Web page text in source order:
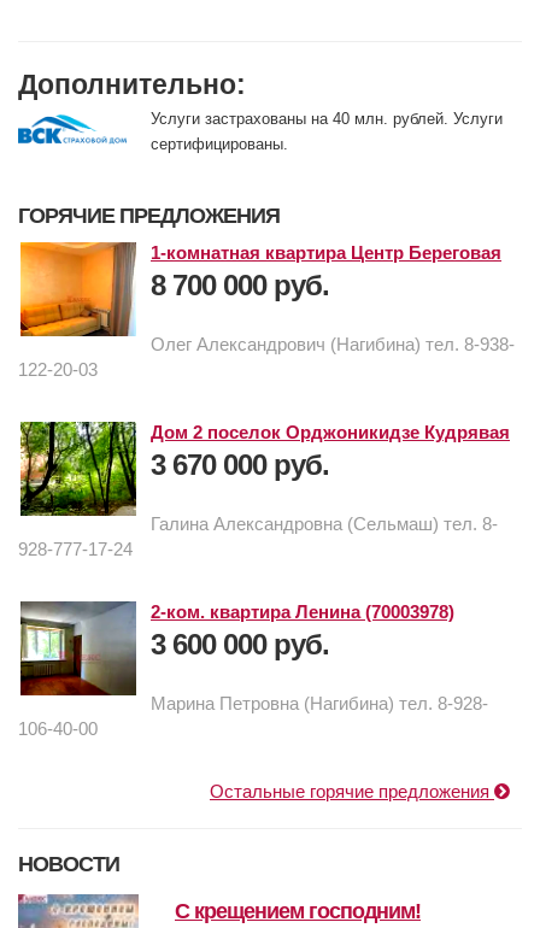
Дополнительно:
Услуги застрахованы на 40 млн. рублей. Услуги
сертифицированы.
ГОРЯЧИЕ ПРЕДЛОЖЕНИЯ
1-комнатная квартира Центр Береговая
8 700 000 руб.
Олег Александрович (Нагибина) тел. 8-938-
122-20-03
Дом 2 поселок Орджоникидзе Кудрявая
3 670 000 руб.
Галина Александровна (Сельмаш) тел. 8-
928-777-17-24
2-ком. квартира Ленина (70003978)
3 600 000 руб.
Марина Петровна (Нагибина) тел. 8-928-
106-40-00
Остальные горячие предложения
НОВОСТИ
с крещением господним!